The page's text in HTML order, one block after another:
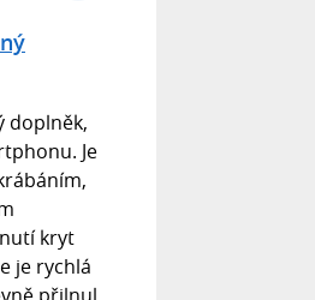
doplněk,
Je
kryt
je rychlá